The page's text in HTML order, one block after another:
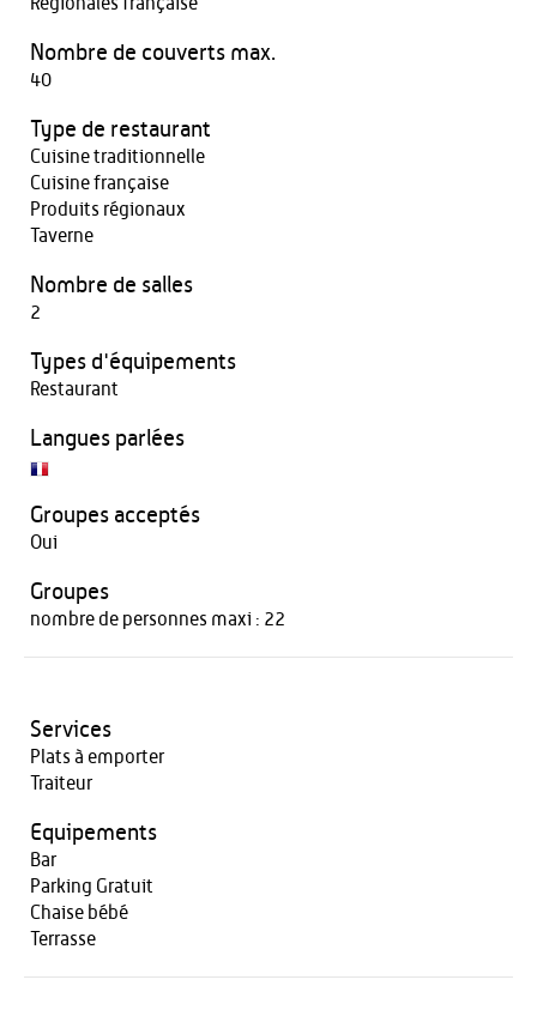
Nombre de couverts max.
40
Type de restaurant
Cuisine traditionnelle
Cuisine française
Produits régionaux
Taverne
Nombre de salles
2
Types d'équipements
Restaurant
Langues parlées
Groupes acceptés
Oui
Groupes
nombre de personnes maxi : 22
Services
Plats à emporter
Traiteur
Equipements
Bar
Parking Gratuit
Chaise bébé
Terrasse